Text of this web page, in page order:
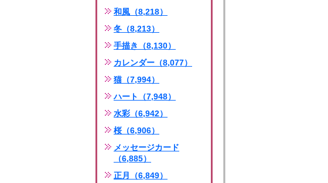
和風（8,218）
冬（8,213）
手描き（8,130）
カレンダー（8,077）
猫（7,994）
ハート（7,948）
水彩（6,942）
桜（6,906）
メッセージカード
（6,885）
正月（6,849）